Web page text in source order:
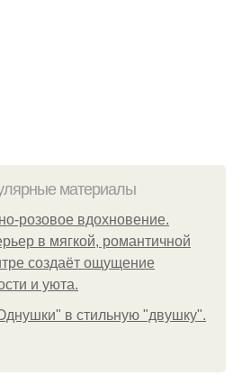
материалы
розовое вдохновение.
в мягкой, романтичной
создаёт ощущение
и уюта.
в стильную "двушку".